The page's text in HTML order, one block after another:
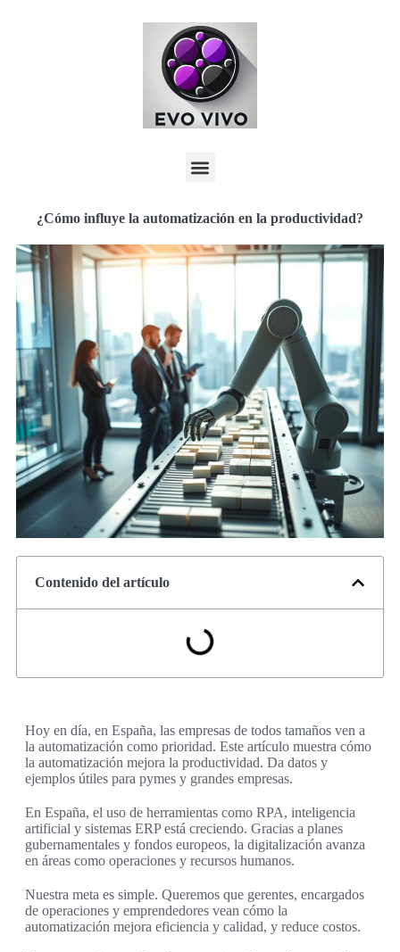
¿Cómo influye la automatización en la productividad?
Contenido del artículo
Hoy en día, en España, las empresas de todos tamaños ven a
la automatización como prioridad. Este artículo muestra cómo
la automatización mejora la productividad. Da datos y
ejemplos útiles para pymes y grandes empresas.
En España, el uso de herramientas como RPA, inteligencia
artificial y sistemas ERP está creciendo. Gracias a planes
gubernamentales y fondos europeos, la digitalización avanza
en áreas como operaciones y recursos humanos.
Nuestra meta es simple. Queremos que gerentes, encargados
de operaciones y emprendedores vean cómo la
automatización mejora eficiencia y calidad, y reduce costos.